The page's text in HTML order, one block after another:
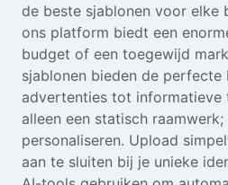
de beste sjablonen voor elke
ons platform biedt een
budget of een toegewijd
sjablonen bieden de perfecte
advertenties tot informatieve
alleen een statisch
personaliseren. Upload
aan te sluiten bij je unieke